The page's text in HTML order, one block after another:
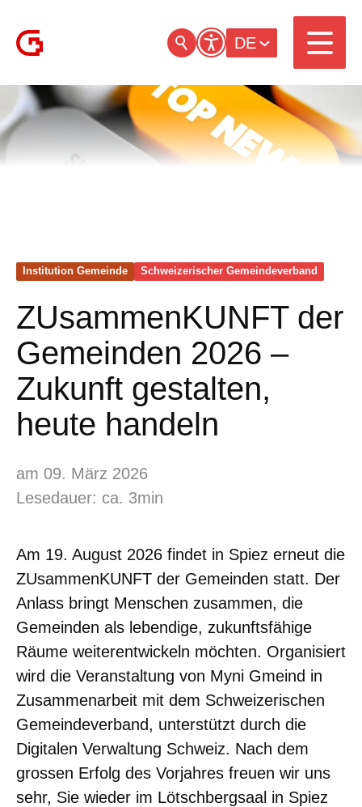
DE
Institution Gemeinde Schweizerischer Gemeinde­verband
ZUsammenKUNFT der
Gemeinden 2026 –
Zukunft gestalten,
heute handeln
am 09. März 2026
Lesedauer: ca. 3min
Am 19. August 2026 findet in Spiez erneut die
ZUsammenKUNFT der Gemeinden statt. Der
Anlass bringt Menschen zusammen, die
Gemeinden als lebendige, zukunftsfähige
Räume weiterentwickeln möchten. Organisiert
wird die Veranstaltung von Myni Gmeind in
Zusammenarbeit mit dem Schweizerischen
Gemeindeverband, unterstützt durch die
Digitalen Verwaltung Schweiz. Nach dem
grossen Erfolg des Vorjahres freuen wir uns
sehr, Sie wieder im Lötschbergsaal in Spiez